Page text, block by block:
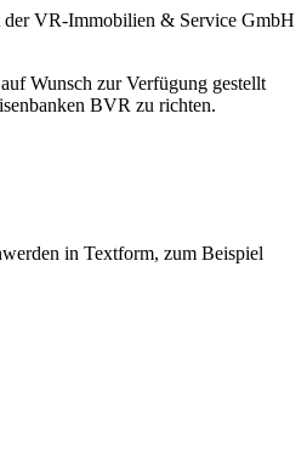
der VR-Immobilien & Service GmbH
Wunsch zur Verfügung gestellt
BVR zu richten.
in Textform, zum Beispiel